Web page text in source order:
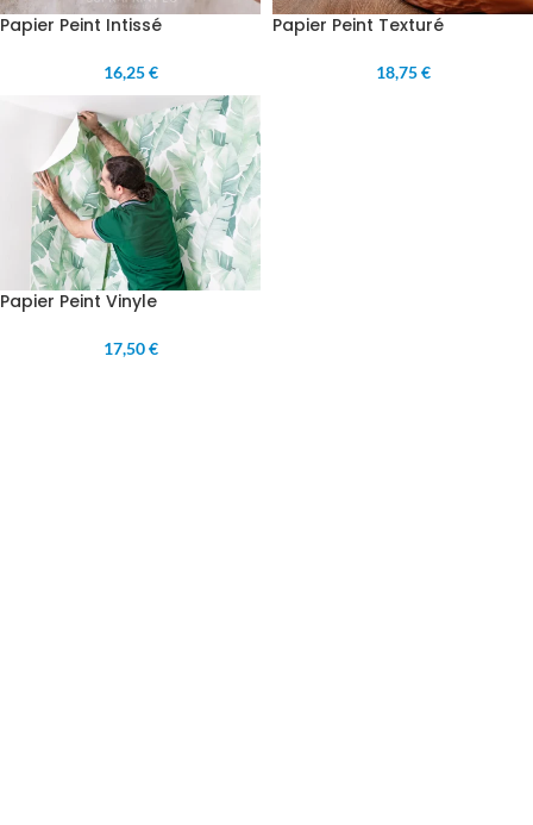
Papier Peint Intissé
16,25 €
Papier Peint Texturé
18,75 €
Papier Peint Vinyle
17,50 €